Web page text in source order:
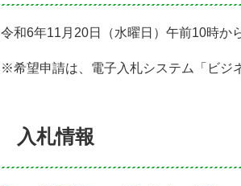
令和6年11月20日（水曜日）午前10時か
※希望申請は、電子入札システム「ビジ
入札情報